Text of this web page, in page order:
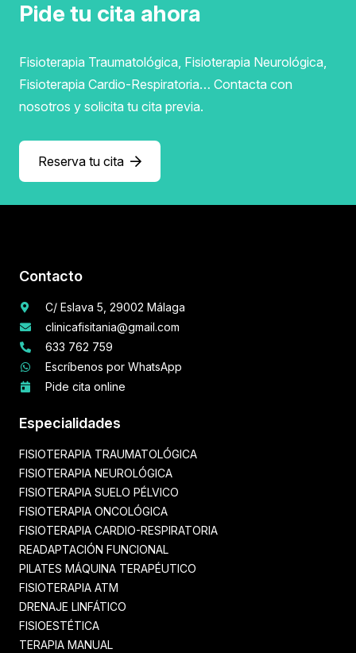
Pide tu cita ahora
Fisioterapia Traumatológica, Fisioterapia Neurológica,
Fisioterapia Cardio-Respiratoria… Contacta con
nosotros y solicita tu cita previa.
Reserva tu cita
Contacto
C/ Eslava 5, 29002 Málaga
clinicafisitania@gmail.com
633 762 759
Escríbenos por WhatsApp
Pide cita online
Especialidades
FISIOTERAPIA TRAUMATOLÓGICA
FISIOTERAPIA NEUROLÓGICA
FISIOTERAPIA SUELO PÉLVICO
FISIOTERAPIA ONCOLÓGICA
FISIOTERAPIA CARDIO-RESPIRATORIA
READAPTACIÓN FUNCIONAL
PILATES MÁQUINA TERAPÉUTICO
FISIOTERAPIA ATM
DRENAJE LINFÁTICO
FISIOESTÉTICA
TERAPIA MANUAL